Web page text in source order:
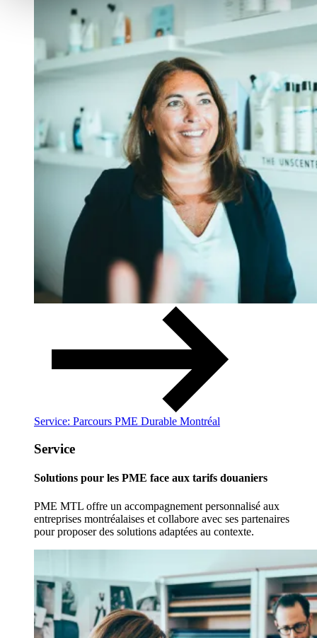
Service: Parcours PME Durable Montréal
Service
Solutions pour les PME face aux tarifs douaniers
PME MTL offre un accompagnement personnalisé aux
entreprises montréalaises et collabore avec ses partenaires
pour proposer des solutions adaptées au contexte.